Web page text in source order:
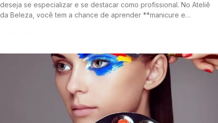
deseja se especializar e se destacar como profissional. No Ateliê
da Beleza, você tem a chance de aprender **manicure e…